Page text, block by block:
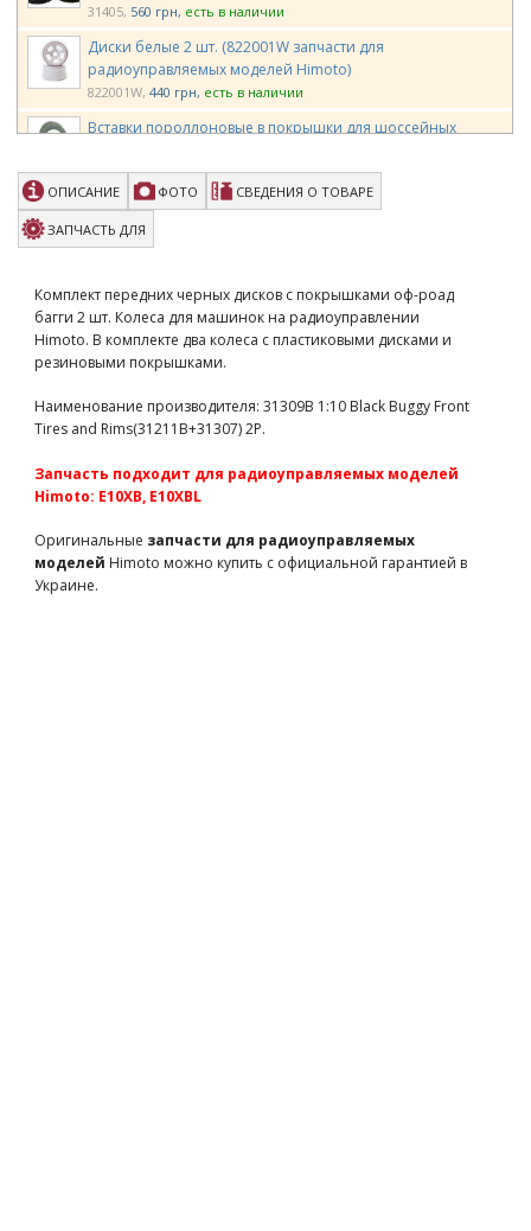
31405 560 грн есть в наличии
Диски белые 2 шт. (822001W запчасти для
радиоуправляемых моделей Himoto)
822001W 440 грн есть в наличии
Вставки пороллоновые в покрышки для шоссейных
моделей Himoto)
82831 43 грн есть в наличии
Колеса Louise Buggy 1/10 E-ROCKET Soft 12мм передние
белые 2шт (L-T3186SWKF)
Team Magic E4 Drift Car Wheel 5 Spoke Silver 4p
TM503315S 490 грн есть в наличии
Orange 4p
TM503390 820 грн есть в наличии
2p
TM505252BK 3750 грн
Team Magic E5 Mounted Tire 2p
TM510136 2300 грн есть в наличии
ОПИСАНИЕ ФОТО СВЕДЕНИЯ О ТОВАРЕ
ЗАПЧАСТЬ ДЛЯ
Комплект передних черных дисков с покрышками оф-роад
багги 2 шт. Колеса для машинок на радиоуправлении
Himoto. В комплекте два колеса с пластиковыми дисками и
резиновыми покрышками.
Наименование производителя: 31309B 1:10 Black Buggy Front
Tires and Rims(31211B+31307) 2P.
Запчасть подходит для радиоуправляемых моделей
Himoto: E10XB, E10XBL
Оригинальные запчасти для радиоуправляемых
моделей Himoto можно купить с официальной гарантией в
Украине.